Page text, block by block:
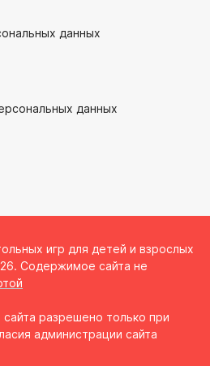
данных
данных
игр для детей и взрослых
Содержимое сайта не
разрешено только при
администрации сайта